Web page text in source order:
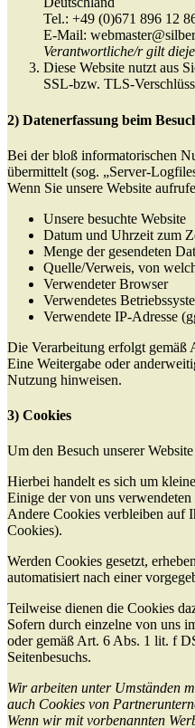
Tel.: +49 (0)671 896 12
E-Mail:
Verantwortliche/r gilt
Diese Website nutzt aus
SSL-bzw. TLS-
2) Datenerfassung beim
Bei der bloß informatorischen
übermittelt (sog. „Server-
Wenn Sie unsere Website
Unsere besuchte Website
Datum und Uhrzeit zum
Menge der gesendeten
Quelle/Verweis, von
Verwendeter Browser
Verwendetes
Verwendete IP-Adresse
Die Verarbeitung erfolgt gemäß
Eine Weitergabe oder
Nutzung hinweisen.
3) Cookies
Um den Besuch unserer
Hierbei handelt es sich um
Einige der von uns
Andere Cookies verbleiben auf
Cookies).
Werden Cookies gesetzt,
automatisiert nach einer
Teilweise dienen die Cookies
Sofern durch einzelne von uns
oder gemäß Art. 6 Abs. 1 lit. f
Seitenbesuchs.
Wir arbeiten unter Umständen
auch Cookies von
Wenn wir mit vorbenannten